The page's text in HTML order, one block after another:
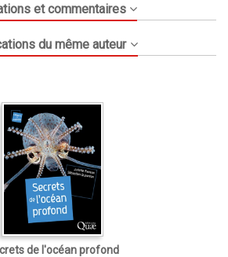
et commentaires
du même auteur
de l'océan profond